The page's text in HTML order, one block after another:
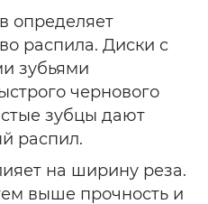
определяет
распила. Диски с
зубьями
чернового
зубцы дают
распил.
на ширину реза.
выше прочность и